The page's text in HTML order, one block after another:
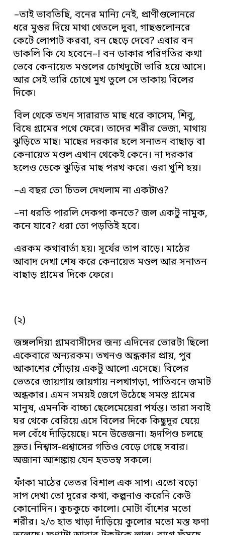
–তাই ভাবতিছি, বনের মান্যি নেই, প্রাণীগুলোনরে
ধরে মুগুর দিয়ে মাথা থেতলে দুবা, গাছগুলোনরে
কেটে লোপাট করবা, বন ছেড়ে দেবে? এবার বন
ডাকলি কি যে হবেনে–! বন ডাকার পরিণতির কথা
ভেবে কেনায়েত মণ্ডলের চোখদুটো ভারি হয়ে আসে।
আর সেই ভারি চোখে মুখ তুলে সে তাকায় বিলের
দিকে।
বিল থেকে তখন সারারাত মাছ ধরে কাসেম, শিবু,
বিষে গ্রামের পথে ফেরে। তাদের শরীর ভেজা, মাথায়
ঝুড়িতে মাছ। মাছের দরকার হলে সনাতন বাছাড় বা
কেনায়েত মণ্ডল এখান থেকেই কেনে। না দরকার
হলেও ডেকে ঝুড়ির মাছ পরখ করে। ওরা খুশি হয়।
–এ বছর তো চিতল দেখলাম না একটাও?
–না ধরতি পারলি দেকপা কনতে? জল একটু নামুক,
কনে যাবে? ধরা তো পড়তিই হবে।
এরকম কথাবার্তা হয়। সূর্যের তাপ বাড়ে। মাঠের
আবাদ দেখা শেষ করে কেনায়েত মণ্ডল আর সনাতন
বাছাড় গ্রামের দিকে ফেরে।
(২)
জঙ্গলদিয়া গ্রামবাসীদের জন্য এদিনের ভোরটা ছিলো
একেবারে অন্যরকম। তখনও অন্ধকার প্রায়, পুব
আকাশের গোঁড়ায় একটু আলো এসেছে। বিলের
ভেতরে জায়গায় জায়গায় নলখাগড়া, পাতিবনে জমাট
অন্ধকার। এমন সময়ই জেগে উঠেছে সমস্ত গ্রামের
মানুষ, এমনকি বাচ্চা ছেলেমেয়েরা পর্যন্ত। তারা সবাই
ঘর থেকে বেরিয়ে এসে বিলের দিকে কিছুদূর যেয়ে
দল বেঁধে দাঁড়িয়েছে। মনে উত্তেজনা। হৃদপিণ্ড চলছে
দ্রুত। নিশ্বাস-প্রশ্বাসের গতিও বেড়ে গেছে সবার।
অজানা আশঙ্কায় যেন হতভম্ব সকলে।
ফাঁকা মাঠের ভেতর বিশাল এক সাপ। এতো বড়ো
সাপ দেখা তো দূরের কথা, কল্পনাও করেনি কেউ
কোনোদিন। কুচকুচে কালো। মোটা বাঁশের মতো
শরীর। ২/৩ হাত খাড়া দাঁড়িয়ে কুলোর মতো মস্ত ফণা